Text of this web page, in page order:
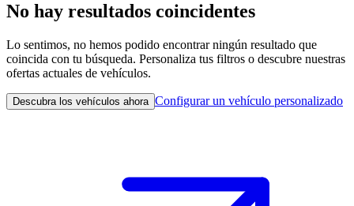
No hay resultados coincidentes
Lo sentimos, no hemos podido encontrar ningún resultado que
coincida con tu búsqueda. Personaliza tus filtros o descubre nuestras
ofertas actuales de vehículos.
Descubra los vehículos ahora Configurar un vehículo personalizado